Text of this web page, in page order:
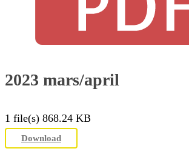
2023 mars/april
1 file(s) 868.24 KB
Download